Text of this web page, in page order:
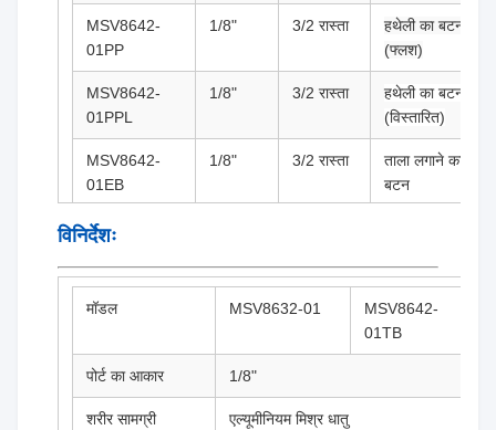
MSV8642-
01PP
1/8" 3/2 रास्ता
हथेली का बटन
(फ्लश)
MSV8642-
01PPL
1/8" 3/2 रास्ता
हथेली का बटन
(विस्तारित)
MSV8642-
01EB
1/8" 3/2 रास्ता
ताला लगाने का
बटन
विनिर्देशः
मॉडल MSV8632-01
MSV8642-
01TB
पोर्ट का आकार 1/8"
शरीर सामग्री एल्यूमीनियम मिश्र धातु